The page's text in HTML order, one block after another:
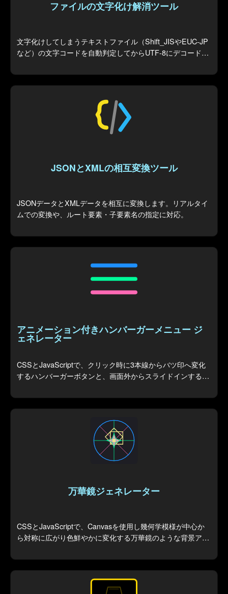
ファイルの文字化け解消ツール
文字化けしてしまうテキストファイル（Shift_JISやEUC-JP
など）の文字コードを自動判定してからUTF-8にデコード
JSONとXMLの相互変換ツール
JSONデータとXMLデータを相互に変換します。リアルタイ
ムでの変換や、ルート要素・子要素名の指定に対応。
アニメーション付きハンバーガーメニュー ジ
ェネレーター
CSSとJavaScriptで、クリック時に3本線からバツ印へ変化
するハンバーガーボタンと、画面外からスライドインするサ
万華鏡ジェネレーター
CSSとJavaScriptで、Canvasを使用し幾何学模様が中心か
ら対称に広がり色鮮やかに変化する万華鏡のような背景アニ